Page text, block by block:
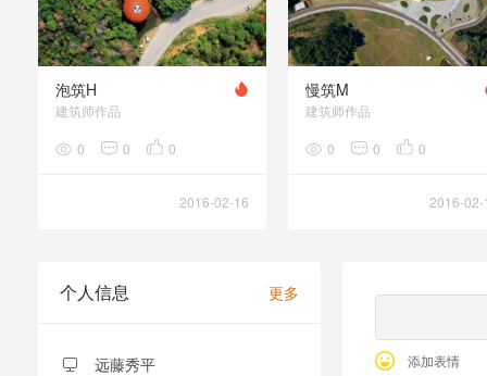
泡筑H
建筑师作品
0 0 0
2016-02-16
慢筑M
建筑师作品
0 0 0
2016-
个人信息 更多
远藤秀平
添加表情